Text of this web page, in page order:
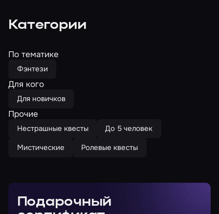
Категории
По тематике
Фэнтези
Для кого
Для новичков
Прочие
Нестрашные квесты
До 5 человек
Мистические
Ролевые квесты
Подарочный